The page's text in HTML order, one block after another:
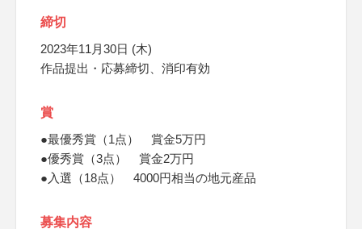
締切
2023年11月30日 (木)
作品提出・応募締切、消印有効
賞
●最優秀賞（1点） 賞金5万円
●優秀賞（3点） 賞金2万円
●入選（18点） 4000円相当の地元産品
募集内容